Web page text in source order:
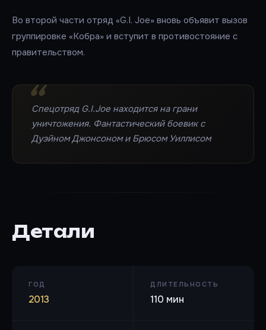
Во второй части отряд «G.I. Joe» вновь объявит вызов
группировке «Кобра» и вступит в противостояние с
правительством.
Спецотряд G.I.Joe находится на грани
уничтожения. Фантастический боевик с
Дуэйном Джонсоном и Брюсом Уиллисом
Детали
ГОД
2013
ДЛИТЕЛЬНОСТЬ
110 мин